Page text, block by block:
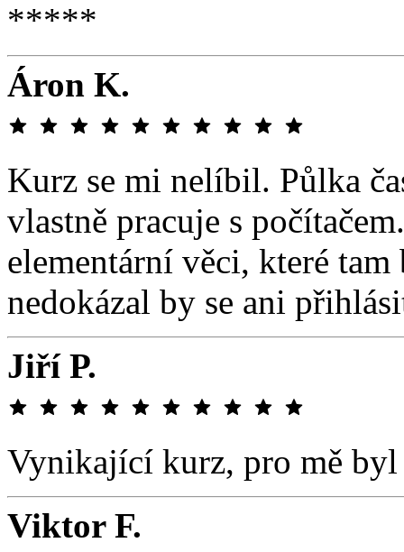
*****
Áron K.
Kurz se mi nelíbil. Půlka
vlastně pracuje s
elementární věci, které
nedokázal by se ani
Jiří P.
Vynikající kurz, pro mě
Viktor F.